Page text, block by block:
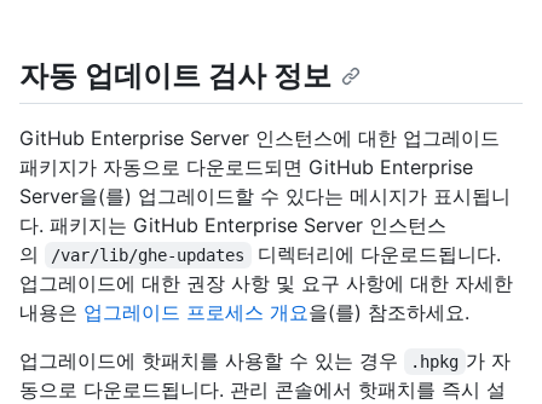
자동 업데이트 검사 정보
GitHub Enterprise Server 인스턴스에 대한 업그레이드
패키지가 자동으로 다운로드되면 GitHub Enterprise
Server을(를) 업그레이드할 수 있다는 메시지가 표시됩니
다. 패키지는 GitHub Enterprise Server 인스턴스
의
/var/lib/ghe-updates
디렉터리에 다운로드됩니다.
업그레이드에 대한 권장 사항 및 요구 사항에 대한 자세한
내용은 업그레이드 프로세스 개요을(를) 참조하세요.
업그레이드에 핫패치를 사용할 수 있는 경우
.hpkg 가 자
동으로 다운로드됩니다. 관리 콘솔에서 핫패치를 즉시 설